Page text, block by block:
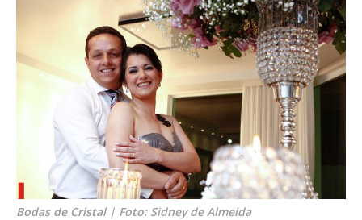
Bodas de Cristal | Foto: Sidney de Almeida